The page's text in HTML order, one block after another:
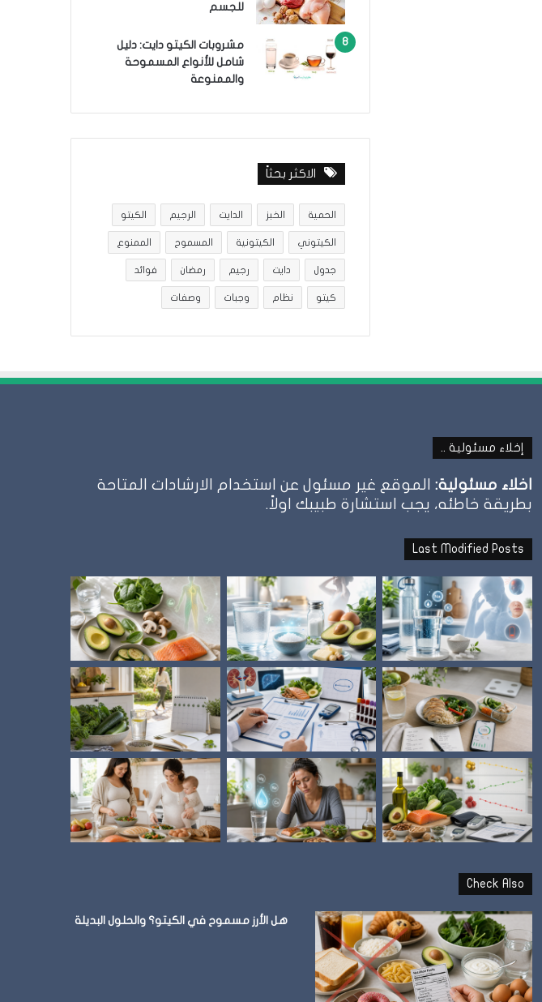
للجسم
مشروبات الكيتو دايت: دليل
شامل للأنواع المسموحة
والممنوعة
الاكثر بحثاً
الحمية الخبز الدايت الرجيم الكيتو
الكيتوني الكيتونية المسموح الممنوع
جدول دايت رجيم رمضان فوائد
كيتو نظام وجبات وصفات
نظام الطيبات: علامة الشبع وإمتى توقف الأكل؟ نظام
إخلاء مسئولية ..
اخلاء مسئولية: الموقع غير مسئول عن استخدام الارشادات المتاحة
بطريقة خاطئه، يجب استشارة طبيبك اولاً.
Last Modified Posts
Check Also
هل الأرز مسموح في الكيتو؟ والحلول البديلة